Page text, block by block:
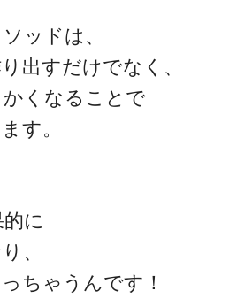
ッドは、
出すだけでなく、
くなることで
す。
に
、
ちゃうんです！